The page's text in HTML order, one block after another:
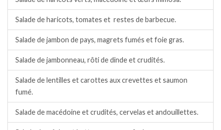
Salade de haricots, tomates et restes de barbecue.
Salade de jambon de pays, magrets fumés et foie gras.
Salade de jambonneau, rôti de dinde et crudités.
Salade de lentilles et carottes aux crevettes et saumon
fumé.
Salade de macédoine et crudités, cervelas et andouillettes.